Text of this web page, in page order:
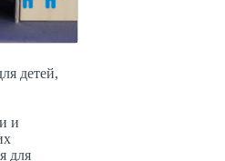
детей,
и
для